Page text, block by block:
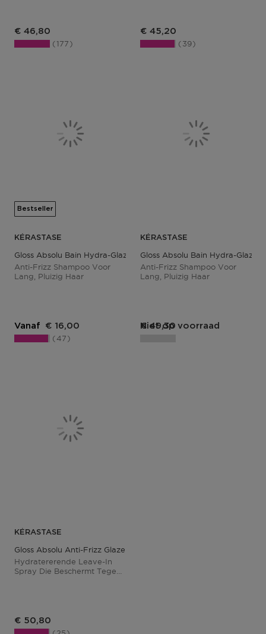
€ 46,80
177
€ 45,20
39
Bestseller
KÉRASTASE
Gloss Absolu Bain Hydra-Glaze
Anti-Frizz Shampoo Voor
Lang, Pluizig Haar
Vanaf € 16,00
47
Niet op voorraad
KÉRASTASE
Gloss Absolu Bain Hydra-Glaze
Anti-Frizz Shampoo Voor
Lang, Pluizig Haar
€ 49,30
KÉRASTASE
Gloss Absolu Anti-Frizz Glaze Milk
Hydratererende Leave-In
Spray Die Beschermt Tegen
€ 50,80